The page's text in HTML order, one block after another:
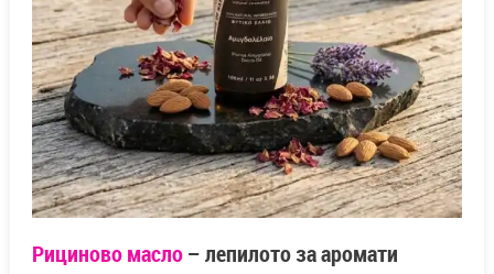
Рициново масло– лепилото за аромати